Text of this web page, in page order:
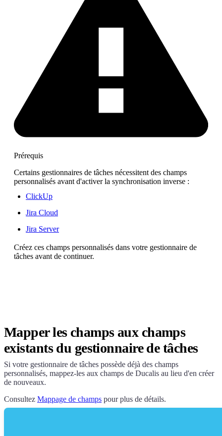
Prérequis
Certains gestionnaires de tâches nécessitent des champs
personnalisés avant d'activer la synchronisation inverse :
ClickUp
Jira Cloud
Jira Server
Créez ces champs personnalisés dans votre gestionnaire de
tâches avant de continuer.
Mapper les champs aux champs
existants du gestionnaire de tâches
Si votre gestionnaire de tâches possède déjà des champs
personnalisés, mappez-les aux champs de Ducalis au lieu d'en créer
de nouveaux.
Consultez Mappage de champs pour plus de détails.